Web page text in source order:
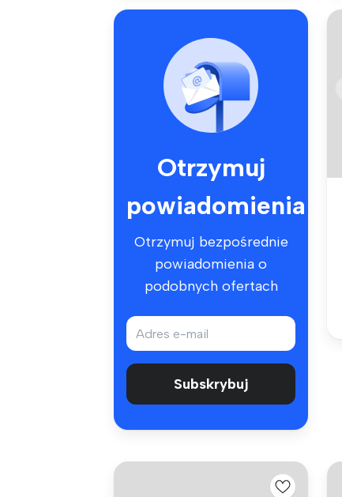
Otrzymuj
powiadomienia
Otrzymuj bezpośrednie
powiadomienia o
podobnych ofertach
Subskrybuj